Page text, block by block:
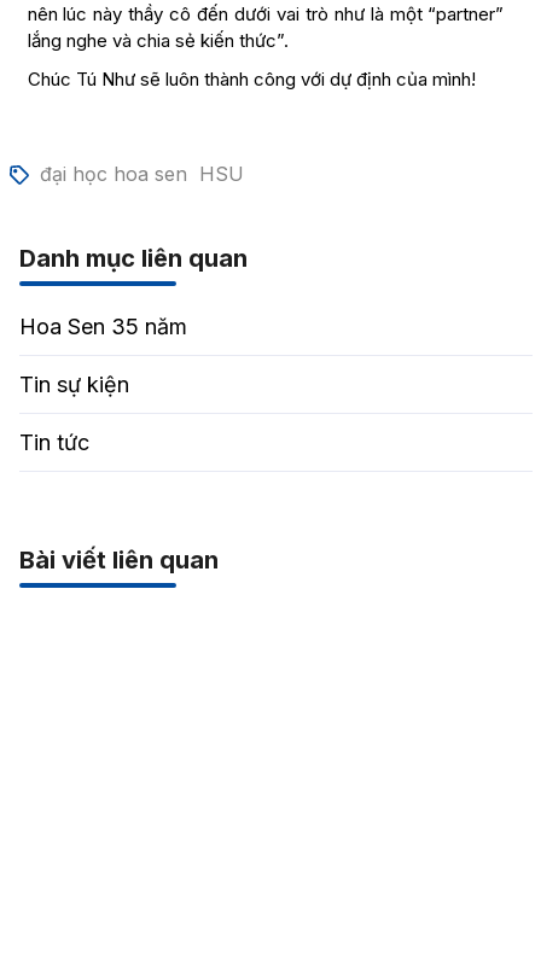
nên lúc này thầy cô đến dưới vai trò như là một “partner”
lắng nghe và chia sẻ kiến thức”.
Chúc Tú Như sẽ luôn thành công với dự định của mình!
đại học hoa sen HSU
Danh mục liên quan
Hoa Sen 35 năm
Tin sự kiện
Tin tức
Bài viết liên quan